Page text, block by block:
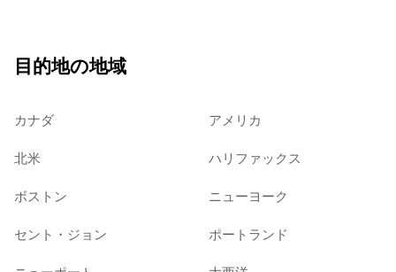
目的地の地域
カナダ アメリカ
北米 ハリファックス
ボストン ニューヨーク
セント・ジョン ポートランド